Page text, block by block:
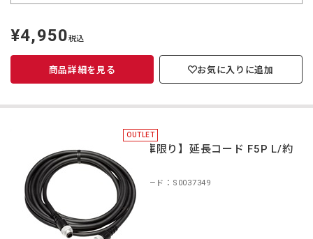
定
価
¥4,950税込
商品詳細を見る お気に入りに追加
OUTLET
【在庫限り】延長コード F5P L/約
3m
商品コード：S0037349